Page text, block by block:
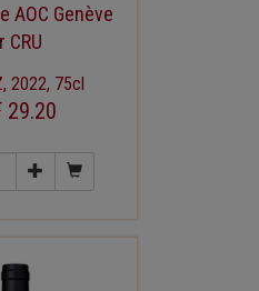
AOC Genève
CRU
2022, 75cl
29.20